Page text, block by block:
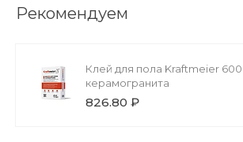
Рекомендуем
Клей для пола Kraftmeier 600
керамогранита
826.80 ₽